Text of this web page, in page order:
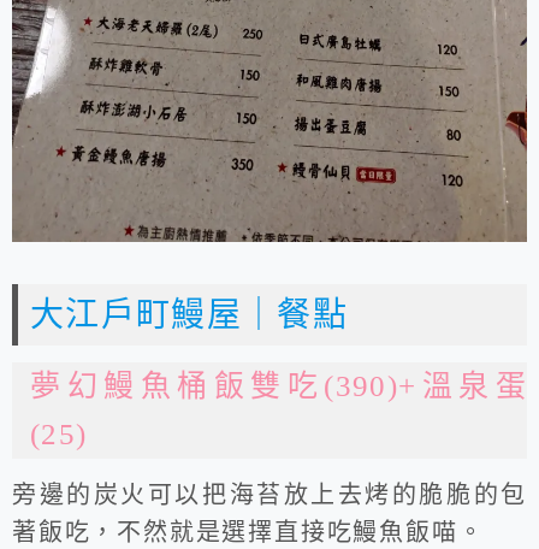
大江戶町鰻屋｜餐點
夢幻鰻魚桶飯雙吃(390)+溫泉蛋
(25)
旁邊的炭火可以把海苔放上去烤的脆脆的包
著飯吃，不然就是選擇直接吃鰻魚飯喵。